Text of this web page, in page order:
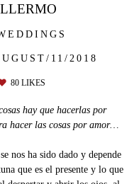
11/2018
80 LIKES
hay que hacerlas por
hacer las cosas por amor…
nos ha sido dado y depende
que es el presente y lo que